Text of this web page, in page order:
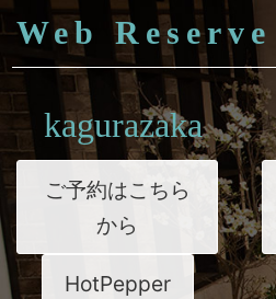
Web Reserve
kagurazaka
ご予約はこちら
から
HotPepper